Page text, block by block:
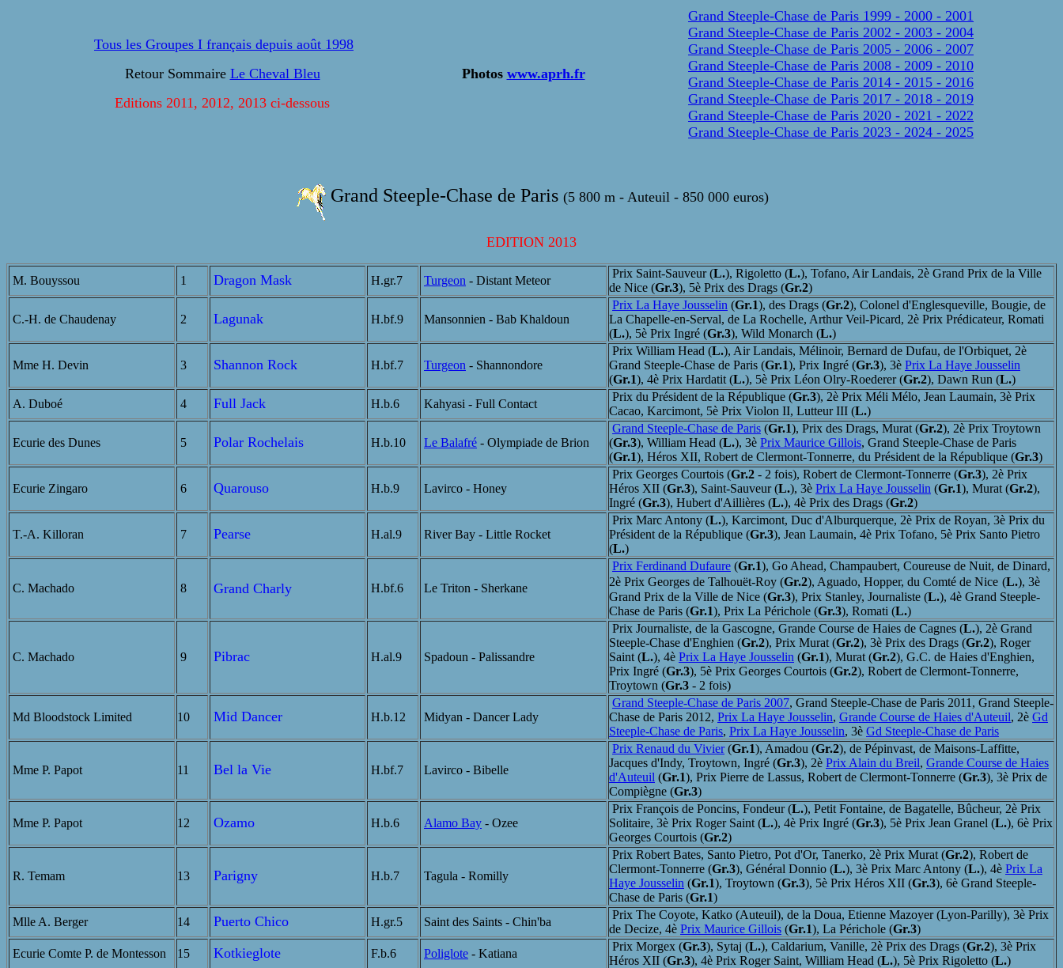
Tous les Groupes I français depuis août 1998
Retour Sommaire Le Cheval Bleu
Editions 2011, 2012, 2013 ci-dessous
Photos www.aprh.fr
Grand Steeple-Chase de Paris 1999 - 2000 - 2001
Grand Steeple-Chase de Paris 2002 - 2003 - 2004
Grand Steeple-Chase de Paris 2005 - 2006 - 2007
Grand Steeple-Chase de Paris 2008 - 2009 - 2010
Grand Steeple-Chase de Paris 2014 - 2015 - 2016
Grand Steeple-Chase de Paris 2017 - 2018 - 2019
Grand Steeple-Chase de Paris 2020 - 2021 - 2022
Grand Steeple-Chase de Paris 2023 - 2024 - 2025
Grand Steeple-Chase de Paris (5 800 m - Auteuil - 850 000 euros)
EDITION 2013
M. Bouyssou 1 Dragon Mask H.gr.7 Turgeon - Distant Meteor
Prix Saint-Sauveur (L.), Rigoletto (L.), Tofano, Air Landais, 2è Grand Prix de la Ville
de Nice (Gr.3), 5è Prix des Drags (Gr.2)
C.-H. de Chaudenay 2 Lagunak H.bf.9 Mansonnien - Bab Khaldoun
Prix La Haye Jousselin (Gr.1), des Drags (Gr.2), Colonel d'Englesqueville, Bougie, de
La Chapelle-en-Serval, de La Rochelle, Arthur Veil-Picard, 2è Prix Prédicateur, Romati
(L.), 5è Prix Ingré (Gr.3), Wild Monarch (L.)
Mme H. Devin 3 Shannon Rock H.bf.7 Turgeon - Shannondore
Prix William Head (L.), Air Landais, Mélinoir, Bernard de Dufau, de l'Orbiquet, 2è
Grand Steeple-Chase de Paris (Gr.1), Prix Ingré (Gr.3), 3è Prix La Haye Jousselin
(Gr.1), 4è Prix Hardatit (L.), 5è Prix Léon Olry-Roederer (Gr.2), Dawn Run (L.)
A. Duboé
4 Full Jack H.b.6 Kahyasi - Full Contact
Prix du Président de la République (Gr.3), 2è Prix Méli Mélo, Jean Laumain, 3è Prix
Cacao, Karcimont, 5è Prix Violon II, Lutteur III (L.)
Ecurie des Dunes 5 Polar Rochelais H.b.10 Le Balafré - Olympiade de Brion
Grand Steeple-Chase de Paris (Gr.1), Prix des Drags, Murat (Gr.2), 2è Prix Troytown
(Gr.3), William Head (L.), 3è Prix Maurice Gillois, Grand Steeple-Chase de Paris
(Gr.1), Héros XII, Robert de Clermont-Tonnerre, du Président de la République (Gr.3)
Ecurie Zingaro 6 Quarouso H.b.9 Lavirco - Honey
Prix Georges Courtois (Gr.2 - 2 fois), Robert de Clermont-Tonnerre (Gr.3), 2è Prix
Héros XII (Gr.3), Saint-Sauveur (L.), 3è Prix La Haye Jousselin (Gr.1), Murat (Gr.2),
Ingré (Gr.3), Hubert d'Aillières (L.), 4è Prix des Drags (Gr.2)
T.-A. Killoran 7 Pearse H.al.9 River Bay - Little Rocket
Prix Marc Antony (L.), Karcimont, Duc d'Alburquerque, 2è Prix de Royan, 3è Prix du
Président de la République (Gr.3), Jean Laumain, 4è Prix Tofano, 5è Prix Santo Pietro
(L.)
C. Machado 8 Grand Charly H.bf.6 Le Triton - Sherkane
Prix Ferdinand Dufaure (Gr.1), Go Ahead, Champaubert, Coureuse de Nuit, de Dinard,
2è Prix Georges de Talhouët-Roy (Gr.2), Aguado, Hopper, du Comté de Nice (L.), 3è
Grand Prix de la Ville de Nice (Gr.3), Prix Stanley, Journaliste (L.), 4è Grand Steeple-
Chase de Paris (Gr.1), Prix La Périchole (Gr.3), Romati (L.)
C. Machado 9 Pibrac H.al.9 Spadoun - Palissandre
Prix Journaliste, de la Gascogne, Grande Course de Haies de Cagnes (L.), 2è Grand
Steeple-Chase d'Enghien (Gr.2), Prix Murat (Gr.2), 3è Prix des Drags (Gr.2), Roger
Saint (L.), 4è Prix La Haye Jousselin (Gr.1), Murat (Gr.2), G.C. de Haies d'Enghien,
Prix Ingré (Gr.3), 5è Prix Georges Courtois (Gr.2), Robert de Clermont-Tonnerre,
Troytown (Gr.3 - 2 fois)
Md Bloodstock Limited 10 Mid Dancer H.b.12 Midyan - Dancer Lady
Grand Steeple-Chase de Paris 2007, Grand Steeple-Chase de Paris 2011, Grand Steeple-
Chase de Paris 2012, Prix La Haye Jousselin, Grande Course de Haies d'Auteuil, 2è Gd
Steeple-Chase de Paris, Prix La Haye Jousselin, 3è Gd Steeple-Chase de Paris
Mme P. Papot 11 Bel la Vie H.bf.7 Lavirco - Bibelle
Prix Renaud du Vivier(Gr.1), Amadou (Gr.2), de Pépinvast, de Maisons-Laffitte,
Jacques d'Indy, Troytown, Ingré (Gr.3), 2è Prix Alain du Breil, Grande Course de Haies
d'Auteuil (Gr.1), Prix Pierre de Lassus, Robert de Clermont-Tonnerre (Gr.3), 3è Prix de
Compiègne (Gr.3)
Mme P. Papot 12 Ozamo H.b.6 Alamo Bay - Ozee
Prix François de Poncins, Fondeur (L.), Petit Fontaine, de Bagatelle, Bûcheur, 2è Prix
Solitaire, 3è Prix Roger Saint (L.), 4è Prix Ingré (Gr.3), 5è Prix Jean Granel (L.), 6è Prix
Georges Courtois (Gr.2)
R. Temam 13 Parigny H.b.7 Tagula - Romilly
Prix Robert Bates, Santo Pietro, Pot d'Or, Tanerko, 2è Prix Murat (Gr.2), Robert de
Clermont-Tonnerre (Gr.3), Général Donnio (L.), 3è Prix Marc Antony (L.), 4è Prix La
Haye Jousselin (Gr.1), Troytown (Gr.3), 5è Prix Héros XII (Gr.3), 6è Grand Steeple-
Chase de Paris (Gr.1)
Mlle A. Berger
14 Puerto Chico H.gr.5 Saint des Saints - Chin'ba
Prix The Coyote, Katko (Auteuil), de la Doua, Etienne Mazoyer (Lyon-Parilly), 3è Prix
de Decize, 4è Prix Maurice Gillois (Gr.1), La Périchole (Gr.3)
Ecurie Comte P. de Montesson
15 Kotkieglote F.b.6 Poliglote - Katiana
Prix Morgex (Gr.3), Sytaj (L.), Caldarium, Vanille, 2è Prix des Drags (Gr.2), 3è Prix
Héros XII (Gr.3), 4è Prix Roger Saint, William Head (L.), 5è Prix Rigoletto (L.)